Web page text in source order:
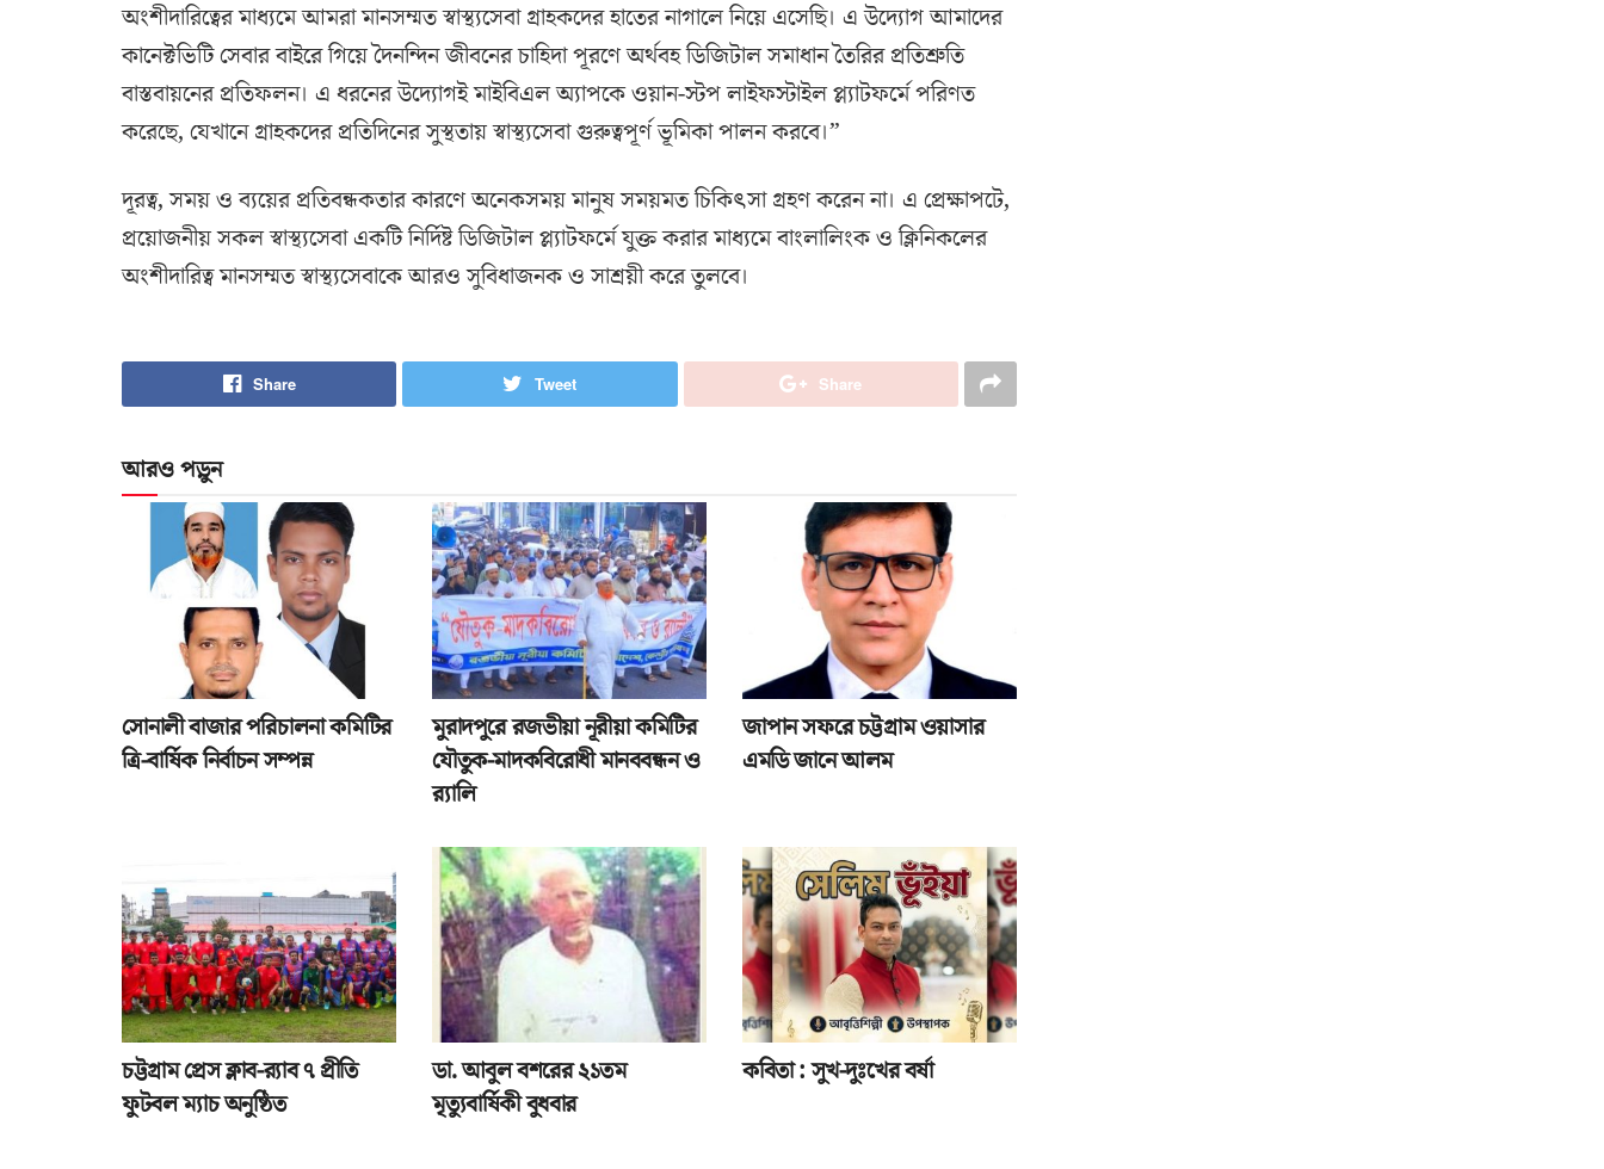
অংশীদারিত্বের মাধ্যমে আমরা মানসম্মত স্বাস্থ্যসেবা গ্রাহকদের হাতের নাগালে নিয়ে এসেছি। এ উদ্যোগ আমাদের
কানেক্টভিটি সেবার বাইরে গিয়ে দৈনন্দিন জীবনের চাহিদা পূরণে অর্থবহ ডিজিটাল সমাধান তৈরির প্রতিশ্রুতি
বাস্তবায়নের প্রতিফলন। এ ধরনের উদ্যোগই মাইবিএল অ্যাপকে ওয়ান-স্টপ লাইফস্টাইল প্ল্যাটফর্মে পরিণত
করেছে, যেখানে গ্রাহকদের প্রতিদিনের সুস্থতায় স্বাস্থ্যসেবা গুরুত্বপূর্ণ ভূমিকা পালন করবে।”
দূরত্ব, সময় ও ব্যয়ের প্রতিবন্ধকতার কারণে অনেকসময় মানুষ সময়মত চিকিৎসা গ্রহণ করেন না। এ প্রেক্ষাপটে,
প্রয়োজনীয় সকল স্বাস্থ্যসেবা একটি নির্দিষ্ট ডিজিটাল প্ল্যাটফর্মে যুক্ত করার মাধ্যমে বাংলালিংক ও ক্লিনিকলের
অংশীদারিত্ব মানসম্মত স্বাস্থ্যসেবাকে আরও সুবিধাজনক ও সাশ্রয়ী করে তুলবে।
Share Tweet Share
আরও পড়ুন
সোনালী বাজার পরিচালনা কমিটির
ত্রি-বার্ষিক নির্বাচন সম্পন্ন
মুরাদপুরে রজভীয়া নূরীয়া কমিটির
যৌতুক-মাদকবিরোধী মানববন্ধন ও
র‌্যালি
জাপান সফরে চট্টগ্রাম ওয়াসার
এমডি জানে আলম
চট্টগ্রাম প্রেস ক্লাব-র‌্যাব ৭ প্রীতি
ফুটবল ম্যাচ অনুষ্ঠিত
ডা. আবুল বশরের ২১তম
মৃত্যুবার্ষিকী বুধবার
কবিতা : সুখ-দুঃখের বর্ষা